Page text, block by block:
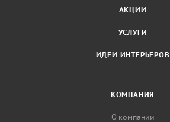
АКЦИИ
УСЛУГИ
ИДЕИ ИНТЕРЬЕРОВ
КОМПАНИЯ
О компании